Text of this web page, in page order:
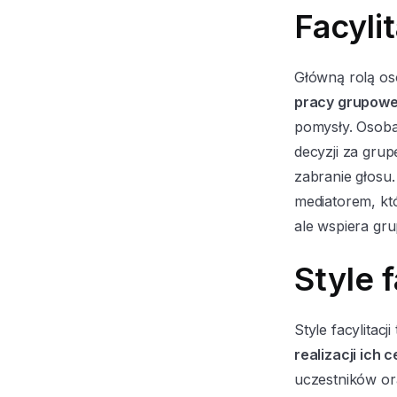
Główną rolą
pracy
pomysły.
decyzji za
zabranie
mediatorem,
ale wspiera
Style
Style
realizacji ich
uczestników